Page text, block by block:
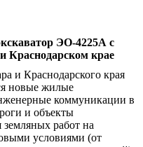
ЭО-4225А с
Краснодарском крае
и Краснодарского края
новые жилые
коммуникации в
и объекты
работ на
условиями (от